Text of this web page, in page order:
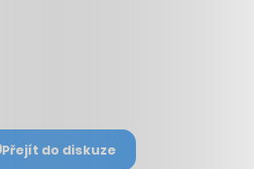
Přejít do diskuze